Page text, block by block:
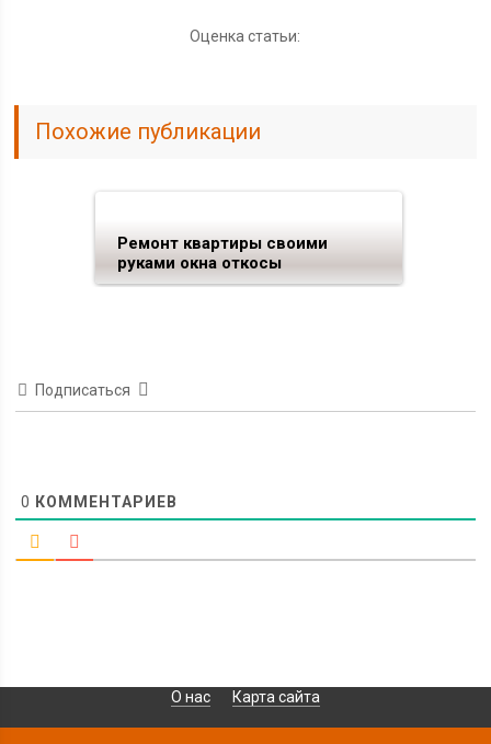
Оценка статьи:
Похожие публикации
Ремонт квартиры своими
руками окна откосы
Подписаться
0 КОММЕНТАРИЕВ
О нас Карта сайта